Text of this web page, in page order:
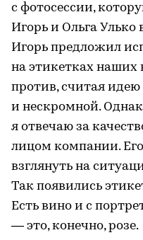
с фотосессии,
Игорь и Ольга
Игорь предложил
на этикетках наших
против, считая
и нескромной.
я отвечаю за
лицом компании.
взглянуть на
Так появились
Есть вино и с
— это, конечно, розе.